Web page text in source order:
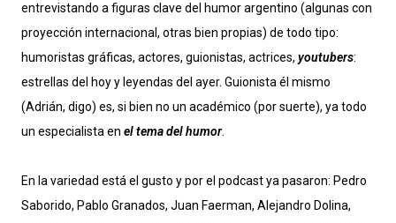
entrevistando a figuras clave del humor argentino (algunas con
proyección internacional, otras bien propias) de todo tipo:
humoristas gráficas, actores, guionistas, actrices, youtubers:
estrellas del hoy y leyendas del ayer. Guionista él mismo
(Adrián, digo) es, si bien no un académico (por suerte), ya todo
un especialista en el tema del humor.
En la variedad está el gusto y por el podcast ya pasaron: Pedro
Saborido, Pablo Granados, Juan Faerman, Alejandro Dolina,